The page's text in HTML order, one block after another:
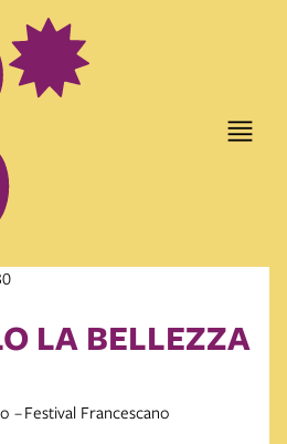
LA BELLEZZA
Festival Francescano